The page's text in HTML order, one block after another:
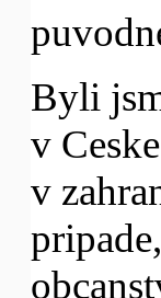
Byli
v
v